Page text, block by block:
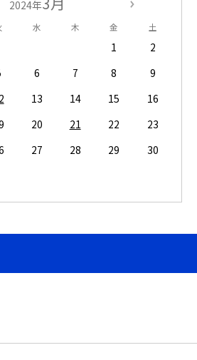
2024年
水 木 金 土
1
2
6 7 8
9
13 14 15
16
20 21 22
23
27 28 29
30